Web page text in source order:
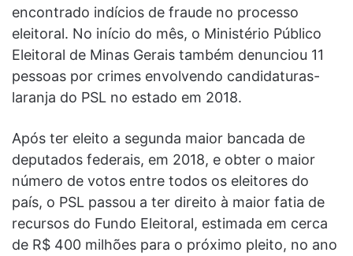
encontrado indícios de fraude no processo
eleitoral. No início do mês, o Ministério Público
Eleitoral de Minas Gerais também denunciou 11
pessoas por crimes envolvendo candidaturas-
laranja do PSL no estado em 2018.
Após ter eleito a segunda maior bancada de
deputados federais, em 2018, e obter o maior
número de votos entre todos os eleitores do
país, o PSL passou a ter direito à maior fatia de
recursos do Fundo Eleitoral, estimada em cerca
de R$ 400 milhões para o próximo pleito, no ano